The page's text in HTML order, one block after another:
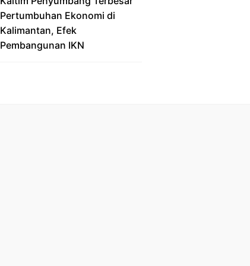
Pertumbuhan Ekonomi di
Kalimantan, Efek
Pembangunan IKN